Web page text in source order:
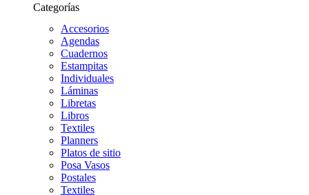
Categorías
Accesorios
Agendas
Cuadernos
Estampitas
Individuales
Láminas
Libretas
Libros
Textiles
Planners
Platos de sitio
Posa Vasos
Postales
Textiles